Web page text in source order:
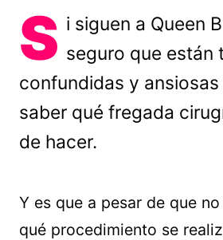
S i siguen a Queen
seguro que están
confundidas y
saber qué fregada
de hacer.
Y es que a pesar de que
qué procedimiento se